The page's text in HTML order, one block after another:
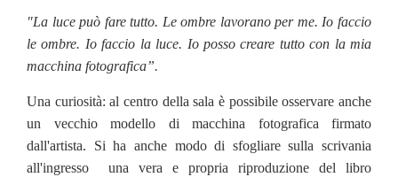
"La luce può fare tutto. Le ombre lavorano per me. Io faccio
le ombre. Io faccio la luce. Io posso creare tutto con la mia
macchina fotografica”.
Una curiosità: al centro della sala è possibile osservare anche
un vecchio modello di macchina fotografica firmato
dall'artista. Si ha anche modo di sfogliare sulla scrivania
all'ingresso una vera e propria riproduzione del libro